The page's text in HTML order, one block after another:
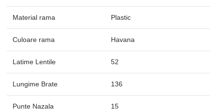
Material rama Plastic
Culoare rama Havana
Latime Lentile 52
Lungime Brate 136
Punte Nazala 15